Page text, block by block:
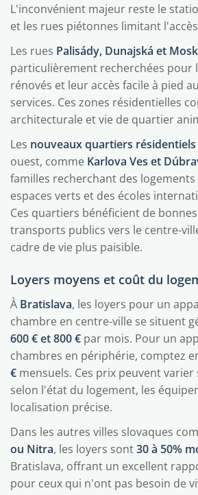
L'inconvénient majeur reste le
et les rues piétonnes limitant
Les rues Palisády, Dunajská et
particulièrement recherchées pour
rénovés et leur accès facile à pied
services. Ces zones résidentielles
architecturale et vie de quartier
Les nouveaux quartiers résidentiels
ouest, comme Karlova Ves et
familles recherchant des logements
espaces verts et des écoles
Ces quartiers bénéficient de
transports publics vers le centre-
cadre de vie plus paisible.
Loyers moyens et coût du
À Bratislava, les loyers pour un
chambre en centre-ville se situent
600 € et 800 € par mois. Pour un
chambres en périphérie, comptez
€ mensuels. Ces prix peuvent
selon l'état du logement, les
localisation précise.
Dans les autres villes slovaques
ou Nitra, les loyers sont30 à 50%
Bratislava, offrant un excellent
pour ceux qui n'ont pas besoin de